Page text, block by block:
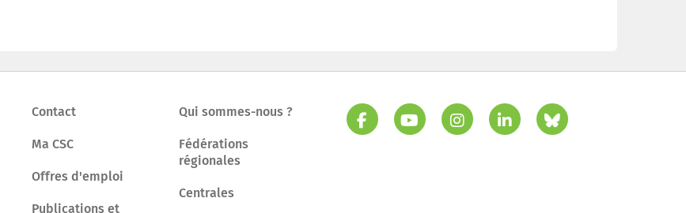
Contact
Ma CSC
Offres d'emploi
Publications et
Qui sommes-nous ?
Fédérations
régionales
Centrales